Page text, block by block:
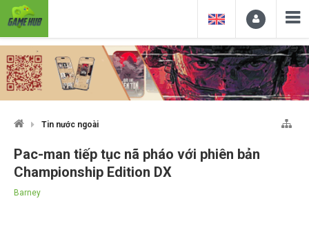
Tin nước ngoài
Pac-man tiếp tục nã pháo với phiên bản
Championship Edition DX
Barney